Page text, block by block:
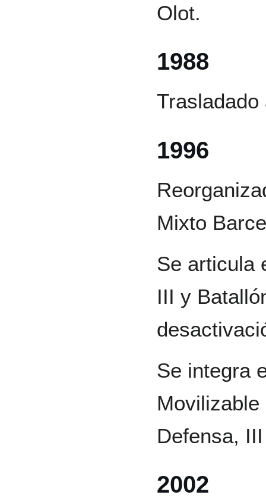
Olot.
1988
1996
Mixto
Se articula
III y
Se integra
Movilizable
Defensa,
2002